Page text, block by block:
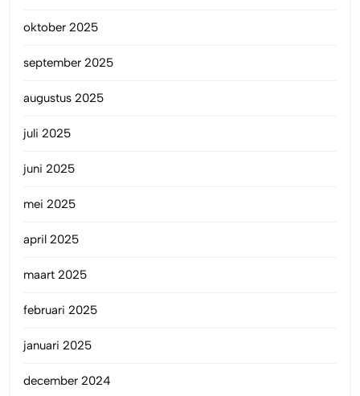
oktober 2025
september 2025
augustus 2025
juli 2025
juni 2025
mei 2025
april 2025
maart 2025
februari 2025
januari 2025
december 2024